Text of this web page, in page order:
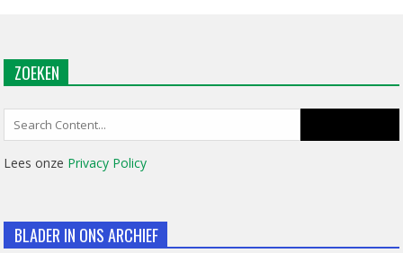
ZOEKEN
Lees onze Privacy Policy
BLADER IN ONS ARCHIEF